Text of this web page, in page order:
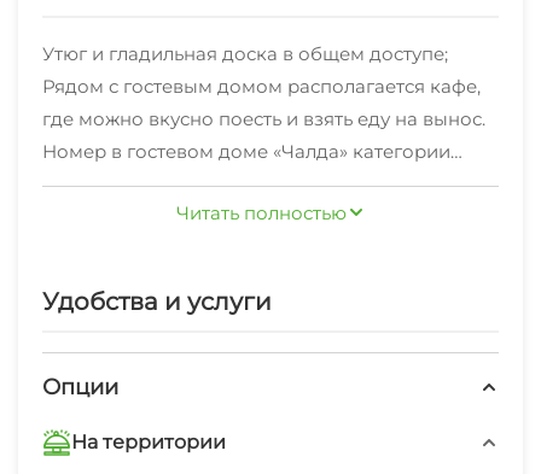
Утюг и гладильная доска в общем доступе;
Рядом с гостевым домом располагается кафе,
где можно вкусно поесть и взять еду на вынос.
Номер в гостевом доме «Чалда» категории
«Двухместный номер с 2 отдельными
кроватями или 1 двуспальной кроватью,
отъезд до 12:00
Читать полностью
Удобства и услуги
Опции
На территории